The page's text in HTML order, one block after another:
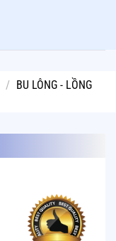
/ BU LÔNG - LỒNG